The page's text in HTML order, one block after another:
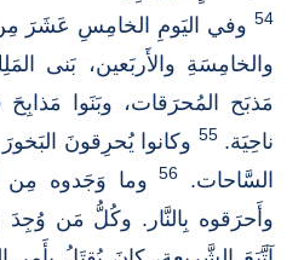
54 وفي اليَومِ الخامِسِ عَشَرَ
والخامِسَةِ والأَربَعين، بَنى
مَذبَح المُحرَقات، وبَنَوا
ناحِيَة.55 وكانوا يُحرِقونَ
السَّاحات.
56وما وَجَدوه مِن
وأَحرَقوه بِالنَّار. وكُلُّ مَن